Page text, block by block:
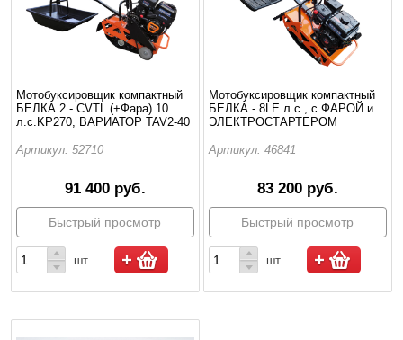
Мотобуксировщик компактный
БЕЛКА 2 - CVTL (+Фара) 10
л.с.KP270, ВАРИАТОР TAV2-40
Артикул: 52710
91 400 руб.
Быстрый просмотр
шт
Мотобуксировщик компактный
БЕЛКА - 8LE л.с., с ФАРОЙ и
ЭЛЕКТРОСТАРТЕРОМ
Артикул: 46841
83 200 руб.
Быстрый просмотр
шт